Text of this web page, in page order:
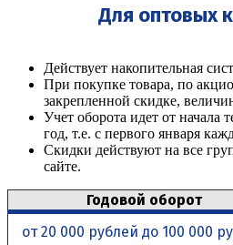
Для оптовых
Действует накопительная
При покупке товара, по
закрепленной скидке,
Учет оборота идет от начала
год, т.е. с первого января
Скидки действуют на все
сайте.
Годовой оборот
от 20 000 рублей до 100 000